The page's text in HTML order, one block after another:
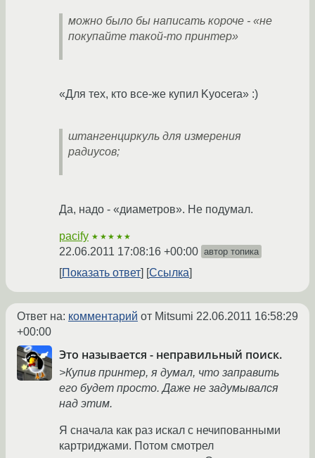
можно было бы написать короче - «не
покупайте такой-то принтер»
«Для тех, кто все-же купил Kyocera» :)
штангенциркуль для измерения
радиусов;
Да, надо - «диаметров». Не подумал.
pacify ★★★★★
22.06.2011 17:08:16 +00:00 автор топика
Показать ответ Ссылка
Ответ на: комментарий от Mitsumi 22.06.2011 16:58:29
+00:00
Это называется - неправильный поиск.
>Купив принтер, я думал, что заправить
его будет просто. Даже не задумывался
над этим.
Я сначала как раз искал с нечипованными
картриджами. Потом смотрел